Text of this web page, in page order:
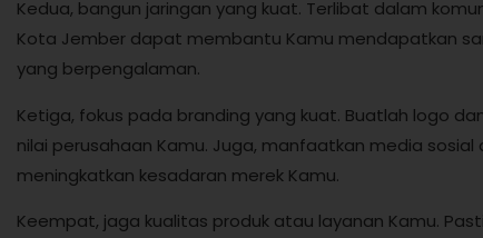
Kedua, bangun jaringan yang kuat. Terlibat dalam
Kota Jember dapat membantu Kamu mendapatkan
yang berpengalaman.
Ketiga, fokus pada branding yang kuat. Buatlah logo
nilai perusahaan Kamu. Juga, manfaatkan media
meningkatkan kesadaran merek Kamu.
Keempat, jaga kualitas produk atau layanan Kamu.